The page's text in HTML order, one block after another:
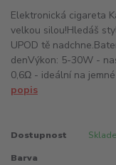
Elektronická cigareta
velkou silou!Hledáš
UPOD tě
denVýkon: 5-30W -
0,6Ω - ideální na
popis
Dostupnost
Barva